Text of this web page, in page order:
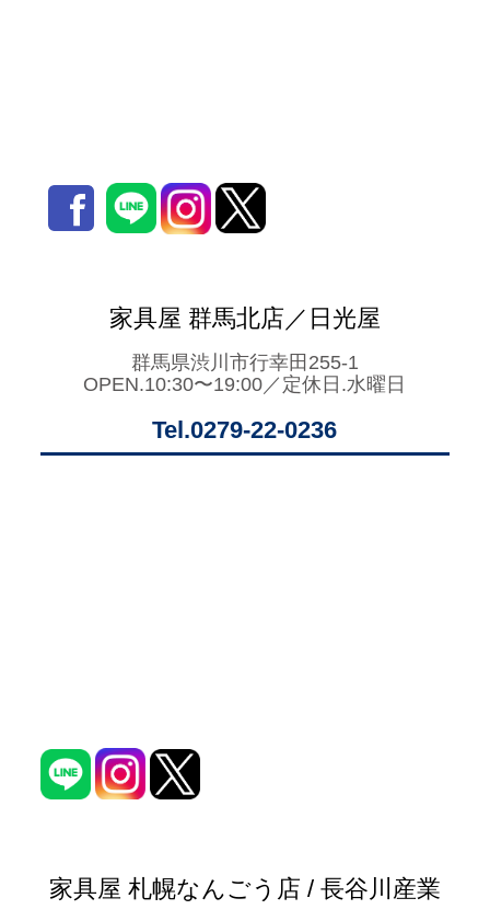
家具屋 群馬北店／日光屋
群馬県渋川市行幸田255-1
OPEN.10:30〜19:00／定休日.水曜日
Tel.0279-22-0236
家具屋 札幌なんごう店 / 長谷川産業